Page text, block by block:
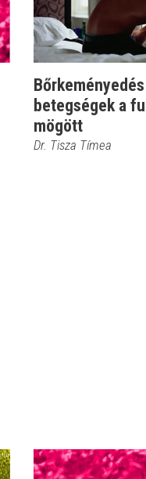
betegségek a
mögött
Dr. Tisza Tímea